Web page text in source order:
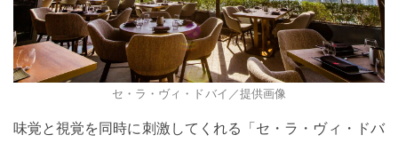
セ・ラ・ヴィ・ドバイ／提供画像
味覚と視覚を同時に刺激してくれる「セ・ラ・ヴィ・ドバ